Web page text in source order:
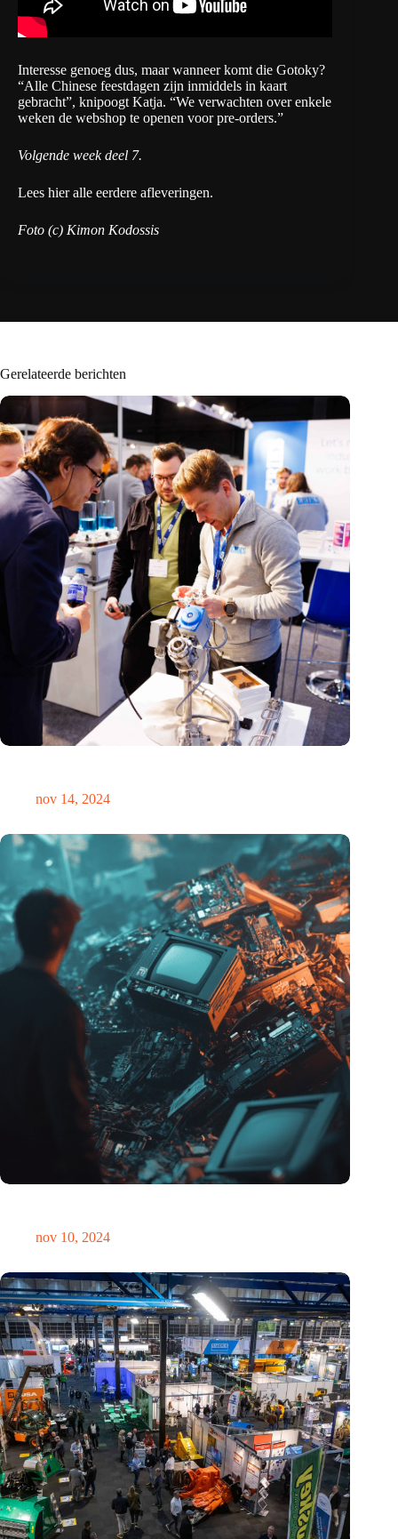
Interesse genoeg dus, maar wanneer komt die Gotoky?
“Alle Chinese feestdagen zijn inmiddels in kaart
gebracht”, knipoogt Katja. “We verwachten over enkele
weken de webshop te openen voor pre-orders.”
Volgende week deel 7.
Lees hier alle eerdere afleveringen.
Foto (c) Kimon Kodossis
Gerelateerde berichten
nov 14, 2024
nov 10, 2024